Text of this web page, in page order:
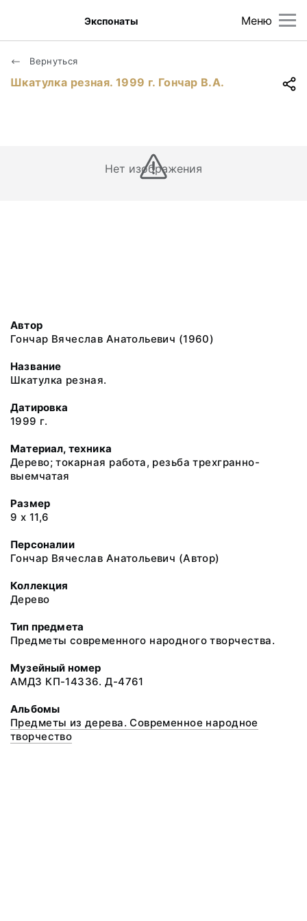
Меню
Экспонаты
Вернуться
Шкатулка резная. 1999 г. Гончар В.А.
Нет изображения
Автор
Гончар Вячеслав Анатольевич (1960)
Название
Шкатулка резная.
Датировка
1999 г.
Материал, техника
Дерево; токарная работа, резьба трехгранно-
выемчатая
Размер
9 х 11,6
Персоналии
Гончар Вячеслав Анатольевич (Автор)
Коллекция
Дерево
Тип предмета
Предметы современного народного творчества.
Музейный номер
АМДЗ КП-14336. Д-4761
Альбомы
Предметы из дерева. Современное народное
творчество